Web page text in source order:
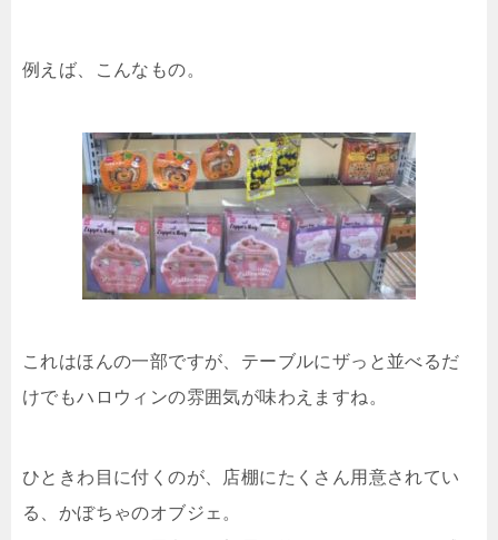
例えば、こんなもの。
これはほんの一部ですが、テーブルにザっと並べるだ
けでもハロウィンの雰囲気が味わえますね。
ひときわ目に付くのが、店棚にたくさん用意されてい
る、かぼちゃのオブジェ。